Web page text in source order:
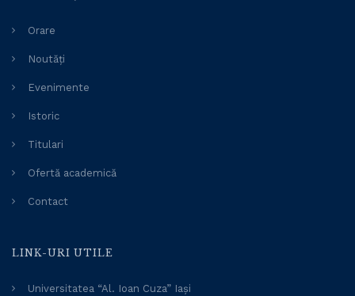
Orare
Noutăți
Evenimente
Istoric
Titulari
Ofertă academică
Contact
LINK-URI UTILE
Universitatea “Al. Ioan Cuza” Iași